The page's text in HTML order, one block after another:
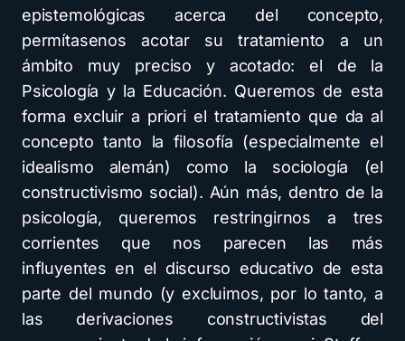
epistemológicas acerca del concepto,
permítasenos acotar su tratamiento a un
ámbito muy preciso y acotado: el de la
Psicología y la Educación. Queremos de esta
forma excluir a priori el tratamiento que da al
concepto tanto la filosofía (especialmente el
idealismo alemán) como la sociología (el
constructivismo social). Aún más, dentro de la
psicología, queremos restringirnos a tres
corrientes que nos parecen las más
influyentes en el discurso educativo de esta
parte del mundo (y excluimos, por lo tanto, a
las derivaciones constructivistas del